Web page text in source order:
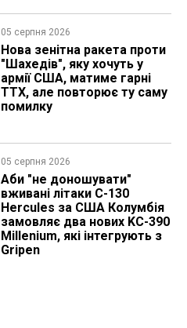
05 серпня 2026
Нова зенітна ракета проти
"Шахедів", яку хочуть у
армії США, матиме гарні
ТТХ, але повторює ту саму
помилку
05 серпня 2026
Аби "не доношувати"
вживані літаки C-130
Hercules за США Колумбія
замовляє два нових KC-390
Millenium, які інтегрують з
Gripen